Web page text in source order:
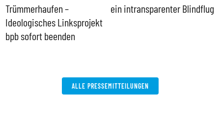
Trümmerhaufen –
Ideologisches Linksprojekt
bpb sofort beenden
ein intransparenter Blindflug
ALLE PRESSEMITTEILUNGEN